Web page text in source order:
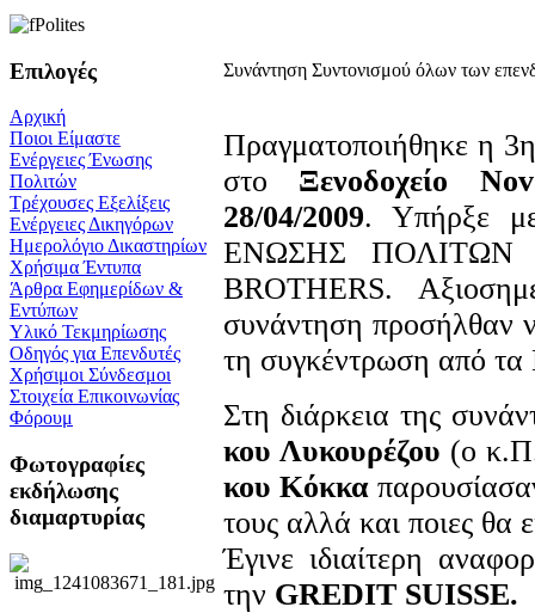
Επιλογές
Αρχική
Ποιοι Είμαστε
Ενέργειες Ένωσης
Πολιτών
Τρέχουσες Εξελίξεις
Ενέργειες Δικηγόρων
Ημερολόγιο Δικαστηρίων
Χρήσιμα Έντυπα
Άρθρα Εφημερίδων &
Εντύπων
Υλικό Τεκμηρίωσης
Οδηγός για Επενδυτές
Χρήσιμοι Σύνδεσμοι
Στοιχεία Επικοινωνίας
Φόρουμ
Φωτογραφίες
εκδήλωσης
διαμαρτυρίας
Συνάντηση Συντονισμού όλων των
Πραγματοποιήθηκε η
στο Ξενοδοχείο
28/04/2009. Υπήρξε
ΕΝΩΣΗΣ ΠΟΛΙΤΩΝ
BROTHERS.
συνάντηση προσήλθαν
τη συγκέντρωση από
Στη διάρκεια της
κου Λυκουρέζου (ο
κου Κόκκα
τους αλλά και ποιες θα
Έγινε ιδιαίτερη
την GREDIT SUISSE.